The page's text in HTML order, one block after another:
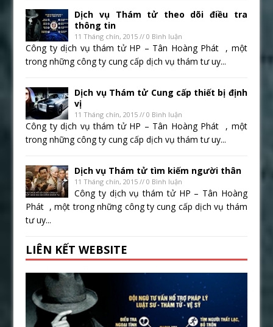
Dịch vụ Thám tử theo dõi điều tra
thông tin
11 Tháng chín, 2015 // 0 Bình luận
Công ty dịch vụ thám tử HP – Tân Hoàng Phát , một
trong những công ty cung cấp dịch vụ thám tư uy...
Dịch vụ Thám tử Cung cấp thiết bị định
vị
11 Tháng chín, 2015 // 0 Bình luận
Công ty dịch vụ thám tử HP – Tân Hoàng Phát , một
trong những công ty cung cấp dịch vụ thám tư uy...
Dịch vụ Thám tử tìm kiếm người thân
11 Tháng chín, 2015 // 0 Bình luận
Công ty dịch vụ thám tử HP – Tân Hoàng
Phát , một trong những công ty cung cấp dịch vụ thám
tư uy...
LIÊN KẾT WEBSITE